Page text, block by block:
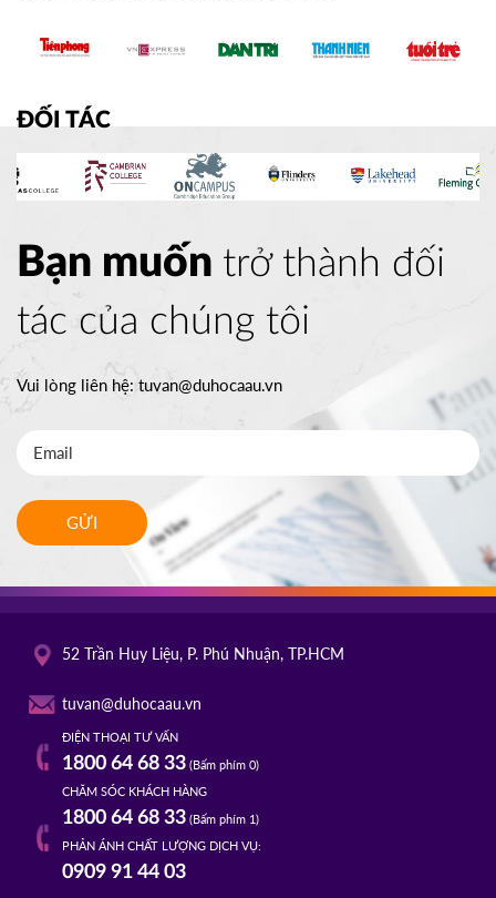
ĐỐI TÁC
Bạn muốn trở thành đối
tác của chúng tôi
Vui lòng liên hệ:tuvan@duhocaau.vn
GỬI
52 Trần Huy Liệu, P. Phú Nhuận, TP.HCM
tuvan@duhocaau.vn
ĐIỆN THOẠI TƯ VẤN
1800 64 68 33(Bấm phím 0)
CHĂM SÓC KHÁCH HÀNG
1800 64 68 33(Bấm phím 1)
PHẢN ÁNH CHẤT LƯỢNG DỊCH VỤ:
0909 91 44 03